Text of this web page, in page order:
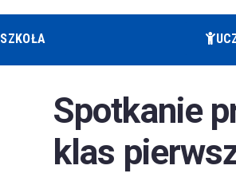
SZKOŁA
Spotkanie
klas